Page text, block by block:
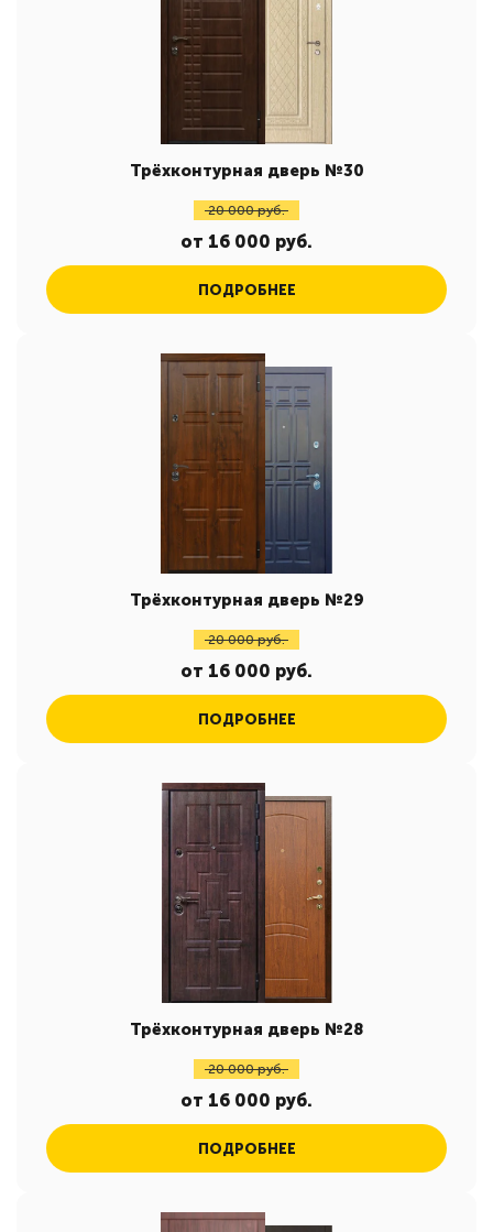
Трёхконтурная дверь №30
20 000 руб.
от 16 000 руб.
ПОДРОБНЕЕ
Трёхконтурная дверь №29
20 000 руб.
от 16 000 руб.
ПОДРОБНЕЕ
Трёхконтурная дверь №28
20 000 руб.
от 16 000 руб.
ПОДРОБНЕЕ